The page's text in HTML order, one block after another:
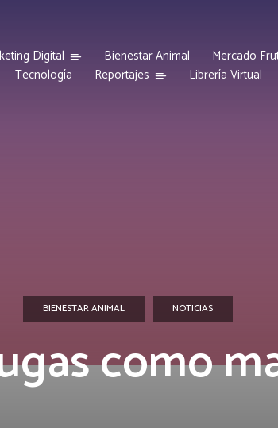
Digital Bienestar Animal
Mercado
Tecnología Reportajes Librería Virtual
BIENESTAR ANIMAL NOTICIAS
como